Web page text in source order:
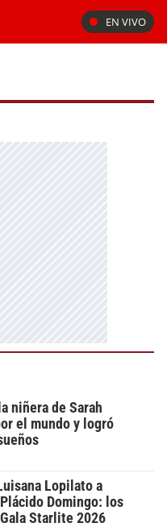
EN VIVO
niñera de Sarah
el mundo y logró
Lopilato a
Domingo: los
Starlite 2026